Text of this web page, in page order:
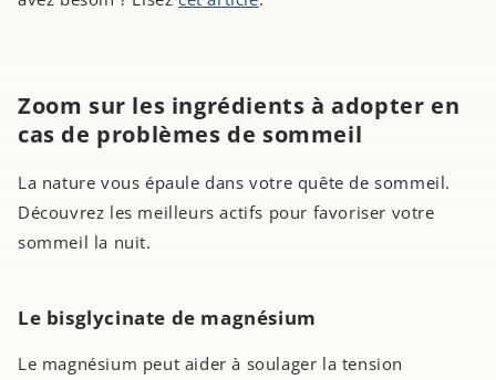
Zoom sur les ingrédients à adopter en
cas de problèmes de sommeil
La nature vous épaule dans votre quête de sommeil.
Découvrez les meilleurs actifs pour favoriser votre
sommeil la nuit.
Le bisglycinate de magnésium
Le magnésium peut aider à soulager la tension